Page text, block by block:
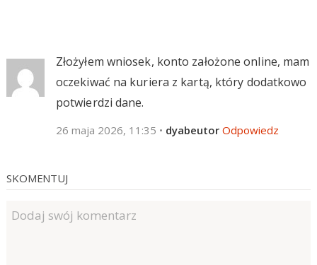
Złożyłem wniosek, konto założone online, mam
oczekiwać na kuriera z kartą, który dodatkowo
potwierdzi dane.
26 maja 2026, 11:35 • dyabeutor Odpowiedz
SKOMENTUJ